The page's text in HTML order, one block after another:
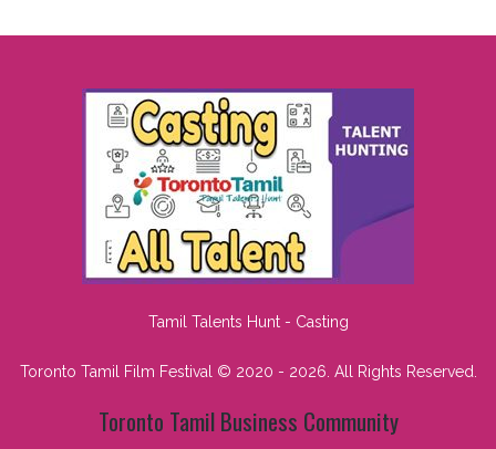
Tamil Talents Hunt - Casting
Toronto Tamil Film Festival © 2020 - 2026. All Rights Reserved.
Toronto Tamil Business Community